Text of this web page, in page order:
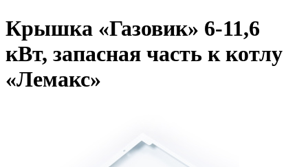
Крышка «Газовик» 6-11,6
кВт, запасная часть к котлу
«Лемакс»